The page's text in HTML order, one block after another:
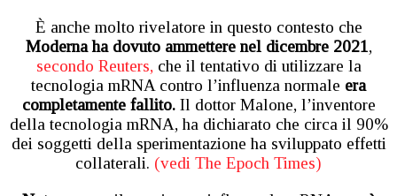
È anche molto rivelatore in questo contesto che
Moderna ha dovuto ammettere nel dicembre 2021,
secondo Reuters, che il tentativo di utilizzare la
tecnologia mRNA contro l’influenza normale era
completamente fallito.Il dottor Malone, l’inventore
della tecnologia mRNA, ha dichiarato che circa il 90%
dei soggetti della sperimentazione ha sviluppato effetti
collaterali. (vedi The Epoch Times)